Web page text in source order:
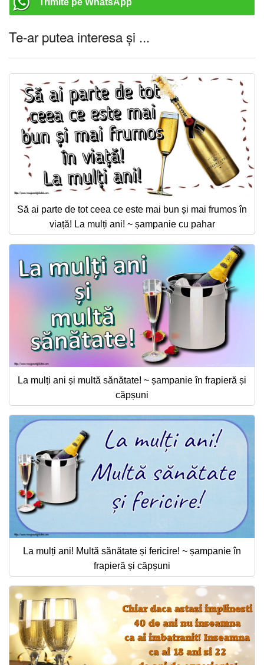
Trimite pe WhatsApp
Te-ar putea interesa și ...
Să ai parte de tot ceea ce este mai bun și mai frumos în
viață! La mulți ani! ~ șampanie cu pahar
La mulți ani și multă sănătate! ~ șampanie în frapieră și
căpșuni
La mulți ani! Multă sănătate și fericire! ~ șampanie în
frapieră și căpșuni